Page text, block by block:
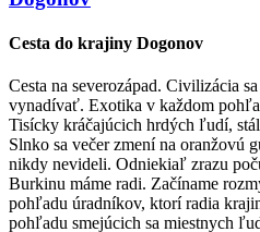
Cesta do krajiny Dogonov
Cesta na severozápad. Civilizácia
vynadívať. Exotika v každom
Tisícky kráčajúcich hrdých ľudí,
Slnko sa večer zmení na oranžovú
nikdy nevideli. Odniekiaľ zrazu
Burkinu máme radi. Začíname
pohľadu úradníkov, ktorí radia
pohľadu smejúcich sa miestnych